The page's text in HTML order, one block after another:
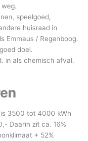
speelgoed,
huisraad in
Emmaus / Regenboog.
doel.
in als chemisch afval.
is 3500 tot 4000 kWh
Daarin zit ca. 16%
+ 52%